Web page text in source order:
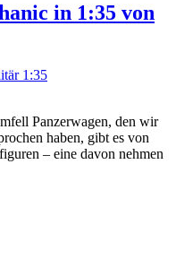
in 1:35 von
1:35
Panzerwagen, den wir
haben, gibt es von
– eine davon nehmen